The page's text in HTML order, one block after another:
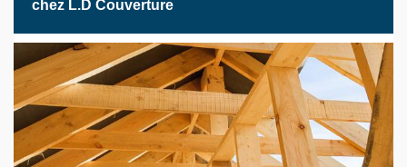
chez L.D Couverture